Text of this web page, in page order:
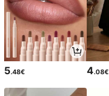
5.48€ 4.08€